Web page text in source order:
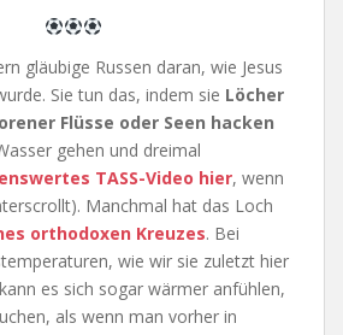
gläubige Russen daran, wie Jesus
Sie tun das, indem sie Löcher
Flüsse oder Seen hacken
gehen und dreimal
TASS-Video hier, wenn
Manchmal hat das Loch
orthodoxen Kreuzes. Bei
wie wir sie zuletzt hier
es sich sogar wärmer anfühlen,
als wenn man vorher in